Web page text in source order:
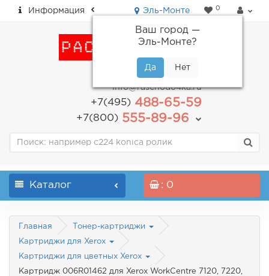
Информация Эль-Монте
Ваш город —
Эль-Монте?
0
пн-пт: с 9.00 до 18.00
info@raschodo4ka.ru
+7(495)488-65-59
+7(800)555-89-96
Каталог : 0
Главная Тонер-картриджи
Картриджи для Xerox
Картриджи для цветных Xerox
Картридж 006R01462 для Xerox WorkCentre 7120, 7220,